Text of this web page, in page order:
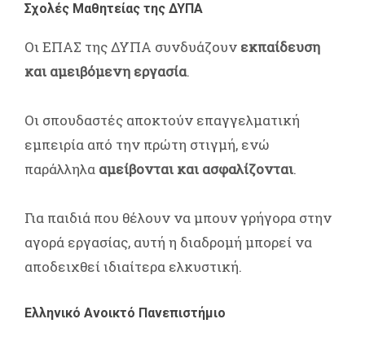
Σχολές Μαθητείας της ΔΥΠΑ
Οι ΕΠΑΣ της ΔΥΠΑ συνδυάζουν εκπαίδευση
και αμειβόμενη εργασία.
Οι σπουδαστές αποκτούν επαγγελματική
εμπειρία από την πρώτη στιγμή, ενώ
παράλληλα αμείβονται και ασφαλίζονται.
Για παιδιά που θέλουν να μπουν γρήγορα στην
αγορά εργασίας, αυτή η διαδρομή μπορεί να
αποδειχθεί ιδιαίτερα ελκυστική.
Ελληνικό Ανοικτό Πανεπιστήμιο